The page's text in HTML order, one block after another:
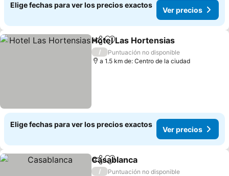
Elige fechas para ver los precios exactos
Ver precios
CompartirAgregar a favoritos
Hotel Las Hortensias
/
Puntuación no disponible
a 1.5 km de: Centro de la ciudad
Elige fechas para ver los precios exactos
Ver precios
CompartirAgregar a favoritos
Casablanca
/
Puntuación no disponible